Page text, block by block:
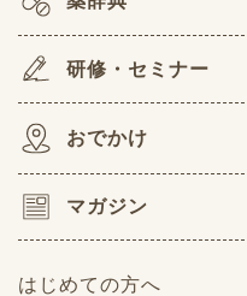
研修・セミナー
おでかけ
マガジン
はじめての方へ